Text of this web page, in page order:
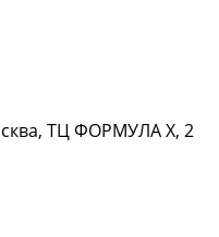
ТЦ ФОРМУЛА Х, 2